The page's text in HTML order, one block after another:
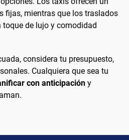
fijas, mientras que los traslados
de lujo y comodidad
considera tu presupuesto,
Cualquiera que sea tu
con anticipación y